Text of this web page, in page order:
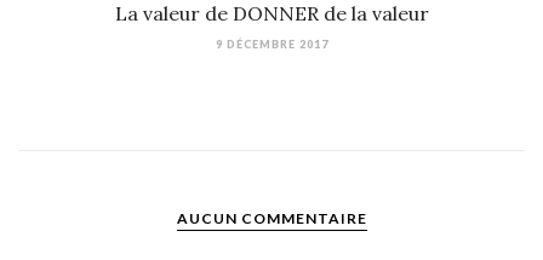
La valeur de DONNER de la valeur
9 DÉCEMBRE 2017
AUCUN COMMENTAIRE